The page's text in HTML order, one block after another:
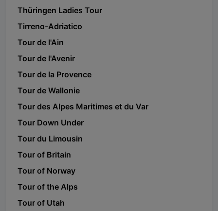
Thüringen Ladies Tour
Tirreno-Adriatico
Tour de l'Ain
Tour de l'Avenir
Tour de la Provence
Tour de Wallonie
Tour des Alpes Maritimes et du Var
Tour Down Under
Tour du Limousin
Tour of Britain
Tour of Norway
Tour of the Alps
Tour of Utah